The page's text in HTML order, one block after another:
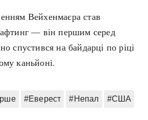
Вейхенмаєра став
— він першим серед
спустився на байдарці по ріці
каньйоні.
#Еверест #Непал #США